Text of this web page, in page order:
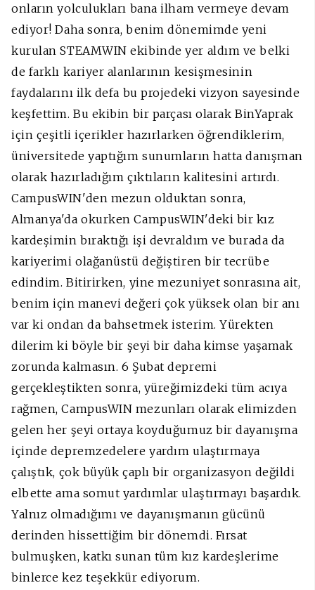
onların yolculukları bana ilham vermeye devam
ediyor! Daha sonra, benim dönemimde yeni
kurulan STEAMWIN ekibinde yer aldım ve belki
de farklı kariyer alanlarının kesişmesinin
faydalarını ilk defa bu projedeki vizyon sayesinde
keşfettim. Bu ekibin bir parçası olarak BinYaprak
için çeşitli içerikler hazırlarken öğrendiklerim,
üniversitede yaptığım sunumların hatta danışman
olarak hazırladığım çıktıların kalitesini artırdı.
CampusWIN'den mezun olduktan sonra,
Almanya'da okurken CampusWIN'deki bir kız
kardeşimin bıraktığı işi devraldım ve burada da
kariyerimi olağanüstü değiştiren bir tecrübe
edindim. Bitirirken, yine mezuniyet sonrasına ait,
benim için manevi değeri çok yüksek olan bir anı
var ki ondan da bahsetmek isterim. Yürekten
dilerim ki böyle bir şeyi bir daha kimse yaşamak
zorunda kalmasın. 6 Şubat depremi
gerçekleştikten sonra, yüreğimizdeki tüm acıya
rağmen, CampusWIN mezunları olarak elimizden
gelen her şeyi ortaya koyduğumuz bir dayanışma
içinde depremzedelere yardım ulaştırmaya
çalıştık, çok büyük çaplı bir organizasyon değildi
elbette ama somut yardımlar ulaştırmayı başardık.
Yalnız olmadığımı ve dayanışmanın gücünü
derinden hissettiğim bir dönemdi. Fırsat
bulmuşken, katkı sunan tüm kız kardeşlerime
binlerce kez teşekkür ediyorum.